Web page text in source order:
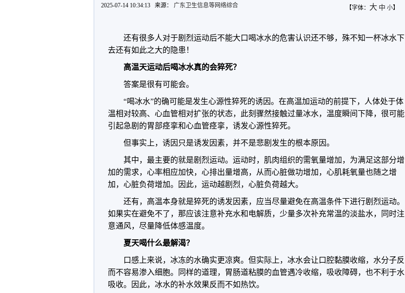
【字体： 大 中 小】
2025-07-14 10:34:13 来源： 广东卫生信息等网络综合
还有很多人对于剧烈运动后不能大口喝冰水的危害认识还不够，殊不知一杯冰水下
去还有如此之大的隐患！
高温天运动后喝冰水真的会猝死？
答案是很有可能会。
“喝冰水”的确可能是发生心源性猝死的诱因。在高温加运动的前提下，人体处于体
温相对较高、心血管相对扩张的状态，此刻骤然接触过量冰水，温度瞬间下降，很可能
引起急剧的胃部痉挛和心血管痉挛，诱发心源性猝死。
但事实上，诱因只是诱发因素，并不是悲剧发生的根本原因。
其中，最主要的就是剧烈运动。运动时，肌肉组织的需氧量增加，为满足这部分增
加的需求，心率相应加快，心排出量增高，从而心脏做功增加，心肌耗氧量也随之增
加，心脏负荷增加。因此，运动越剧烈，心脏负荷越大。
还有，高温本身就是猝死的诱发因素，应当尽量避免在高温条件下进行剧烈运动。
如果实在避免不了，那应该注意补充水和电解质，少量多次补充常温的淡盐水，同时注
意通风，尽量降低体感温度。
夏天喝什么最解渴？
口感上来说，冰冻的水确实更凉爽。但实际上，冰水会让口腔黏膜收缩，水分子反
而不容易渗入细胞。同样的道理，胃肠道粘膜的血管遇冷收缩，吸收障碍，也不利于水
吸收。因此，冰水的补水效果反而不如热饮。